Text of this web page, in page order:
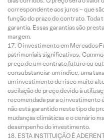
correspondente aos juros – que
função do prazo do contrato. Toda
garantia. Essas garantias são
margem.
O investimento em Mercados
patrimoniais significativos.
preço de um contrato futuro ou
consubstanciar um índice, uma
um investimento de risco muito
oscilação de preço devido à
recomendada para o investimento
não está garantido neste tipo de
mudanças climáticas e o cenário
desempenho do investimento.
ESTA INSTITUIÇÃO É